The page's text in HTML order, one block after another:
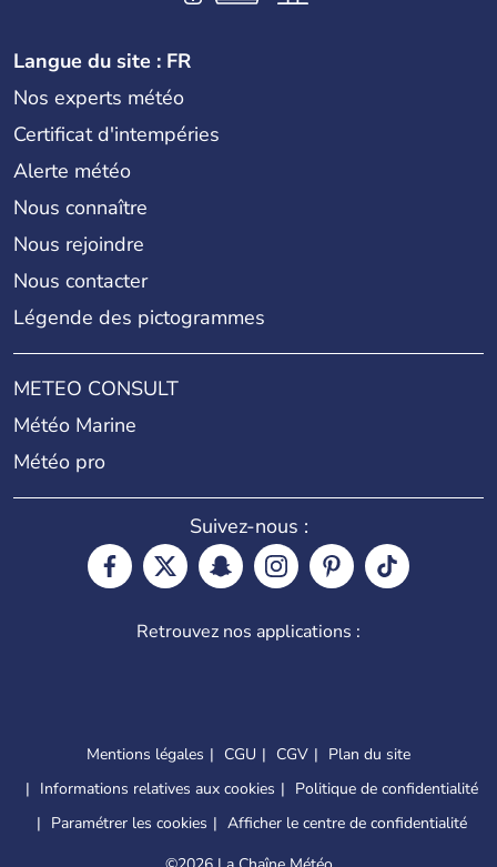
Langue du site : FR
Nos experts météo
Certificat d'intempéries
Alerte météo
Nous connaître
Nous rejoindre
Nous contacter
Légende des pictogrammes
METEO CONSULT
Météo Marine
Météo pro
Suivez-nous :
Retrouvez nos applications :
Mentions légales CGU CGV
Plan du site
Informations relatives aux cookies
Politique de confidentialité
Paramétrer les cookies
Afficher le centre de confidentialité